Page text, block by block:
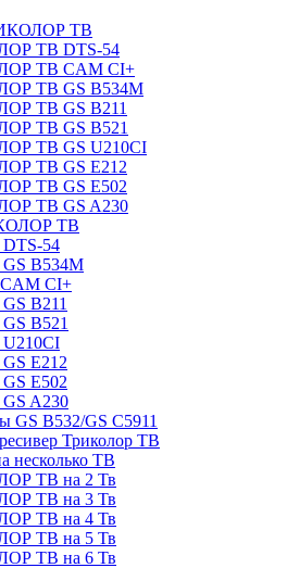
ТВ
ТВ DTS-54
ТВ CAM CI+
ТВ GS B534M
ТВ GS B211
ТВ GS B521
ТВ GS U210CI
ТВ GS E212
ТВ GS E502
ТВ GS A230
ТВ
DTS-54
GS B534M
CI+
B211
B521
U210CI
E212
E502
GS A230
GS B532/GS C5911
Триколор ТВ
ТВ
ТВ на 2 Тв
ТВ на 3 Тв
ТВ на 4 Тв
ТВ на 5 Тв
ТВ на 6 Тв